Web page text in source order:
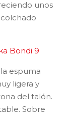
unos
Bondi 9
espuma
ligera y
del talón.
Sobre